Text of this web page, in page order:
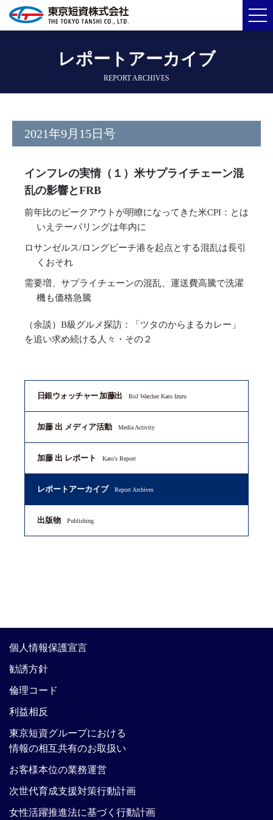
レポートアーカイブ
REPORT ARCHIVES
2021年9月15日号
インフレの実情（１）米サプライチェーン混
乱の影響とFRB
前年比のピークアウトが明瞭になってきた米CPI：とは
いえテーパリングは年内に
ロサンゼルス/ロングビーチ港を起点とする混乱は長引
くおそれ
需要増、サプライチェーンの混乱、運送費高騰で洗濯
機も価格急騰
（余談）B級グルメ探訪：「ツタのからまるカレー」
を追い求め続ける人々・その２
日銀ウォッチャー 加藤出 BoJ Watcher Kato Izuru
加藤 出 メディア活動 Media Activity
加藤 出 レポート Kato's Report
レポートアーカイブ Report Archives
出版物 Publishing
個人情報保護宣言
勧誘方針
倫理コード
利益相反
東京短資グループにおける
情報の相互共有のお取扱い
お客様本位の業務運営
次世代育成支援対策行動計画
女性活躍推進法に基づく行動計画